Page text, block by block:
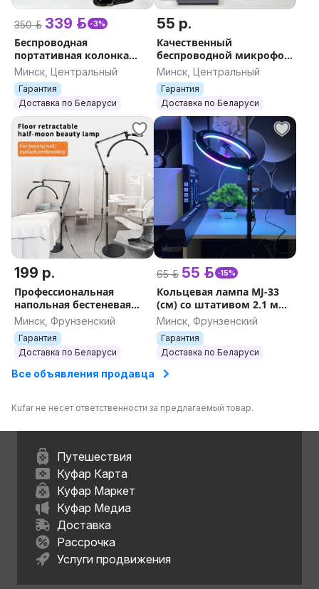
350 р. 339 р. -3%
Беспроводная
портативная колонка
Hopestar A60 100W с
беспроводным
микрофоном, BASS
BOOST Bluetooth
Минск, Центральный
Гарантия
Доставка по Беларуси
55 р.
Качественный
беспроводной микрофон
с базой JBL Shure 58
аналог с аккумулятором
для караоке и вокала
Минск, Центральный
Гарантия
Доставка по Беларуси
199 р.
Профессиональная
напольная бестеневая
лампа HD-M2X 20W для
косметологов со
штативом,полукруглая
дуга
Минск, Фрунзенский
Гарантия
Доставка по Беларуси
65 р. 55 р. -15%
Кольцевая лампа MJ-33
(см) со штативом 2.1 м
LED RGB цветная для
селфи и тик ток +
держатель и пульт
Минск, Фрунзенский
Гарантия
Доставка по Беларуси
Все объявления продавца
Kufar не несет ответственности за предлагаемый товар.
Путешествия
Куфар Карта
Куфар Маркет
Куфар Медиа
Доставка
Рассрочка
Услуги продвижения